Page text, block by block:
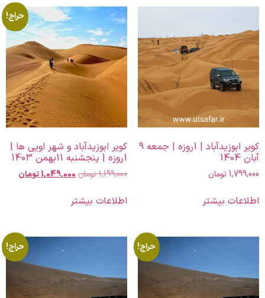
کویر ابوزیدآباد | 1روزه | جمعه 9
آبان 1404
1,799,000تومان
اطلاعات بیشتر
حراج!
کویر ابوزیدآباد و شهر اویی ها |
1روزه | پنجشنبه 11بهمن 1403
1,199,000تومان1,049,000تومان
اطلاعات بیشتر
حراج! حراج!